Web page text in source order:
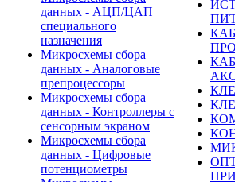
данных - АЦП/ЦАП
специального
назначения
Микросхемы сбора
данных - Аналоговые
препроцессоры
Микросхемы сбора
данных - Контроллеры с
сенсорным экраном
Микросхемы сбора
данных - Цифровые
потенциометры